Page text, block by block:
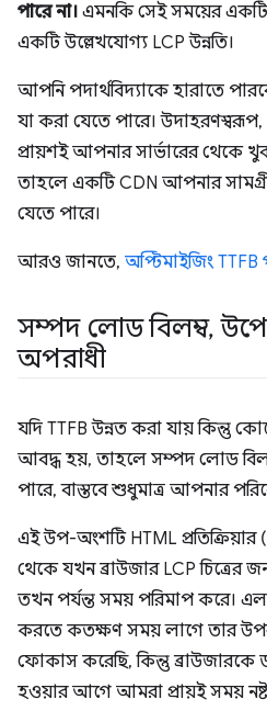
পারে না। এমনকি সেই সময়ের একটি
একটি উল্লেখযোগ্য LCP উন্নতি।
আপনি পদার্থবিদ্যাকে হারাতে
যা করা যেতে পারে।
প্রায়শই আপনার সার্ভারের থেকে
তাহলে একটি CDN আপনার
যেতে পারে।
আরও জানতে, অপ্টিমাইজিং TTFB
সম্পদ লোড বিলম্ব,
অপরাধী
যদি TTFB উন্নত করা যায় কিন্তু
আবদ্ধ হয়, তাহলে সম্পদ লোড
পারে, বাস্তবে শুধুমাত্র আপনার
এই উপ-অংশটি HTML
থেকে যখন ব্রাউজার LCP
তখন পর্যন্ত সময় পরিমাপ করে।
করতে কতক্ষণ সময় লাগে তার
ফোকাস করেছি, কিন্তু
হওয়ার আগে আমরা প্রায়ই সময়